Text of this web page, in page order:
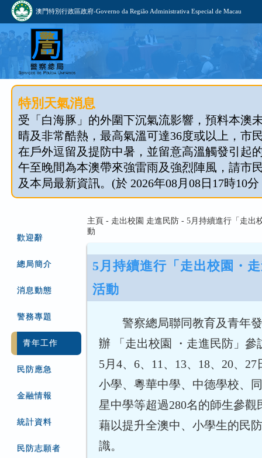
澳門特別行政區政府-Governo da Região Administrativa Especial de Macau
特別天氣消息
受「白海豚」的外圍下沉氣流影響，預料本澳
晴及非常酷熱，最高氣溫可達36度或以上，市
在戶外逗留及提防中暑，並留意高溫觸發引起
午至晚間為本澳帶來強雷雨及強烈陣風，請市
及本局最新資訊。(於 2026年08月08日17時10
歡迎辭
總局簡介
消息動態
警務專題
青年工作
民防應急
金融情報
統計資料
民防志願者
主頁 - 走出校園 走進民防 - 5月持續進行「走出
動
5月持續進行「走出校園・
活動
警察總局聯同教育及青年發
辦 「走出校園 ・走進民防」參
5月4、6、11、13、18、20、
小學、粵華中學、中德學校、
星中學等超過280名的師生參觀
藉以提升全澳中、小學生的民
識。